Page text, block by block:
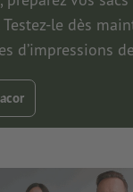
le dès
d’impressions